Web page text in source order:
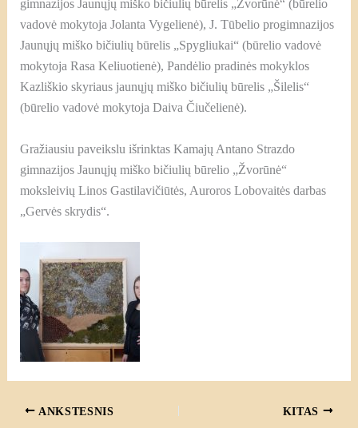
gimnazijos Jaunųjų miško bičiulių būrelis „Žvorūnė“ (būrelio
vadovė mokytoja Jolanta Vygelienė), J. Tūbelio progimnazijos
Jaunųjų miško bičiulių būrelis „Spygliukai“ (būrelio vadovė
mokytoja Rasa Keliuotienė), Pandėlio pradinės mokyklos
Kazliškio skyriaus jaunųjų miško bičiulių būrelis „Šilelis“
(būrelio vadovė mokytoja Daiva Čiučelienė).
Gražiausiu paveikslu išrinktas Kamajų Antano Strazdo
gimnazijos Jaunųjų miško bičiulių būrelio „Žvorūnė“
moksleivių Linos Gastilavičiūtės, Auroros Lobovaitės darbas
„Gervės skrydis“.
ANKSTESNIS KITAS